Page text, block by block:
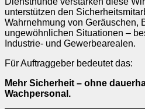
unterstützen den
Wahrnehmung von Geräuschen,
ungewöhnlichen Situationen –
Industrie- und Gewerbearealen.
Für Auftraggeber bedeutet das:
Mehr Sicherheit – ohne
Wachpersonal.